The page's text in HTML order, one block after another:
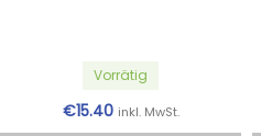
Vorrätig
€15.40 inkl. MwSt.